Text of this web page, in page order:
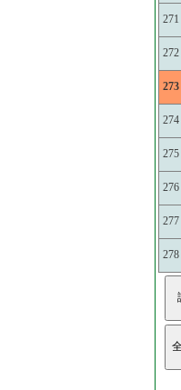
271
272
273
274
275
276
277
278